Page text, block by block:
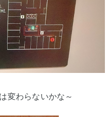
変わらないかな～